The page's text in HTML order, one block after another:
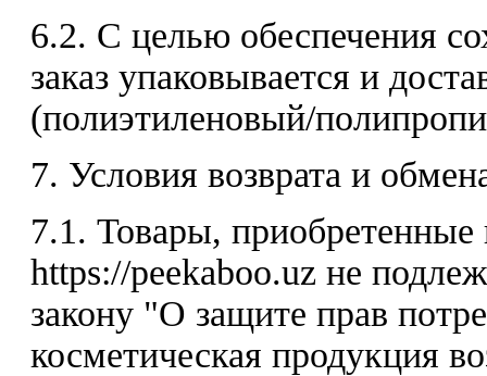
6.2. С целью обеспечения
заказ упаковывается и
(полиэтиленовый/
7. Условия возврата и
7.1. Товары, приобретенные
https://peekaboo.uz не
закону "О защите прав
косметическая продукция